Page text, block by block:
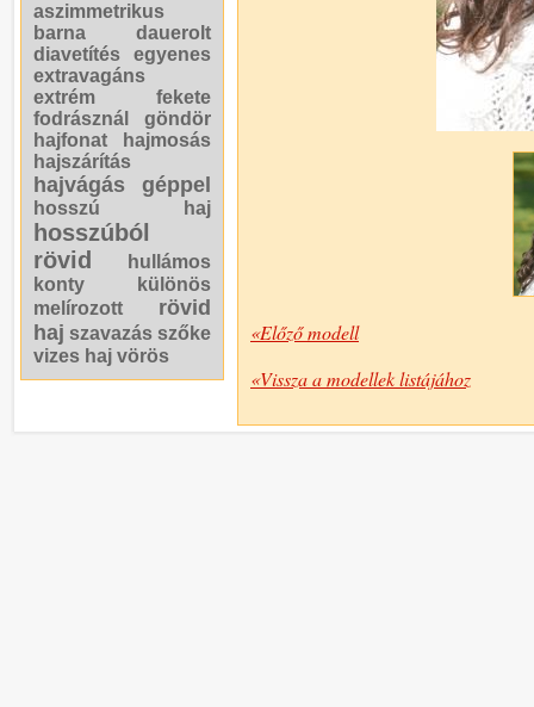
aszimmetrikus
barna
dauerolt
diavetítés
egyenes
extravagáns
extrém
fekete
fodrásznál
göndör
hajfonat
hajmosás
hajszárítás
hajvágás géppel
hosszú haj
hosszúból
rövid
hullámos
konty
különös
melírozott
rövid
haj szavazás szőke
vizes haj vörös
«Előző modell
«Vissza a modellek listájához